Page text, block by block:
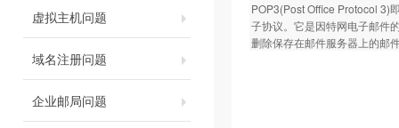
虚拟主机问题
域名注册问题
企业邮局问题
POP3(Post Office Protocol 3)
子协议。它是因特网电子邮件
删除保存在邮件服务器上的邮